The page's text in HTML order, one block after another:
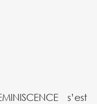
s’est